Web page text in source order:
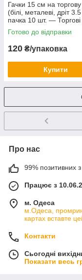
Гачки 15 см на торгову
(білі, металеві, дріт
пачка 10 шт. — Торгові
для сітки з коміркою
Готово до відправки
120 ₴/упаковка
Купити
Про нас
99% позитивних з
Працює з
м. Одеса
м.Одеса,
картах вставте
Контакти
Сьогодні
Показати весь